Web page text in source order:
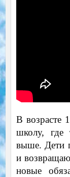
В возрасте
школу, где
выше. Дети
и
новые